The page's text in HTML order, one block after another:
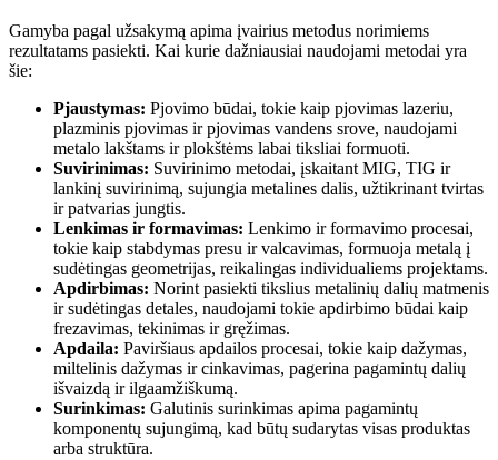
Gamyba pagal užsakymą apima įvairius metodus norimiems
rezultatams pasiekti. Kai kurie dažniausiai naudojami metodai yra
šie:
Pjaustymas: Pjovimo būdai, tokie kaip pjovimas lazeriu,
plazminis pjovimas ir pjovimas vandens srove, naudojami
metalo lakštams ir plokštėms labai tiksliai formuoti.
Suvirinimas: Suvirinimo metodai, įskaitant MIG, TIG ir
lankinį suvirinimą, sujungia metalines dalis, užtikrinant tvirtas
ir patvarias jungtis.
Lenkimas ir formavimas: Lenkimo ir formavimo procesai,
tokie kaip stabdymas presu ir valcavimas, formuoja metalą į
sudėtingas geometrijas, reikalingas individualiems projektams.
Apdirbimas: Norint pasiekti tikslius metalinių dalių matmenis
ir sudėtingas detales, naudojami tokie apdirbimo būdai kaip
frezavimas, tekinimas ir gręžimas.
Apdaila: Paviršiaus apdailos procesai, tokie kaip dažymas,
miltelinis dažymas ir cinkavimas, pagerina pagamintų dalių
išvaizdą ir ilgaamžiškumą.
Surinkimas: Galutinis surinkimas apima pagamintų
komponentų sujungimą, kad būtų sudarytas visas produktas
arba struktūra.